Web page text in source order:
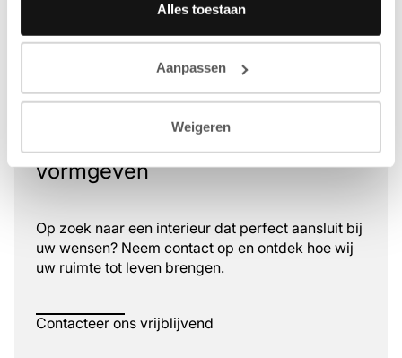
Alles toestaan
Aanpassen
Weigeren
Laten we uw interieur
vormgeven
Op zoek naar een interieur dat perfect aansluit bij
uw wensen? Neem contact op en ontdek hoe wij
uw ruimte tot leven brengen.
Contacteer ons vrijblijvend